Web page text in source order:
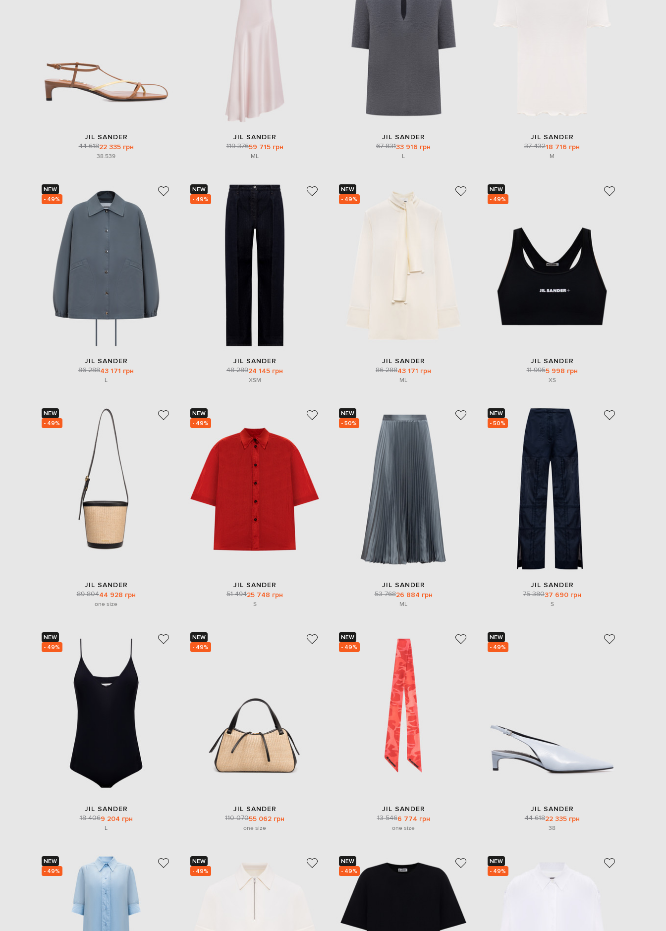
Slovenia
Spain
Sweden
JIL SANDER
44 61822 335 грн
38.539
JIL SANDER
119 37659 715 грн
ML
JIL SANDER
67 83133 916 грн
L
JIL SANDER
37 43218 716 грн
M
NEW
- 49%
JIL SANDER
86 28843 171 грн
L
NEW
- 49%
JIL SANDER
48 28924 145 грн
XSM
NEW
- 49%
JIL SANDER
86 28843 171 грн
ML
NEW
- 49%
JIL SANDER
11 9955 998 грн
XS
NEW
- 49%
JIL SANDER
89 80444 928 грн
one size
NEW
- 49%
JIL SANDER
51 49425 748 грн
S
NEW
- 50%
JIL SANDER
53 76826 884 грн
ML
NEW
- 50%
JIL SANDER
75 38037 690 грн
S
NEW
- 49%
JIL SANDER
18 4069 204 грн
L
NEW
- 49%
JIL SANDER
110 07055 062 грн
one size
NEW
- 49%
JIL SANDER
13 5466 774 грн
one size
NEW
- 49%
JIL SANDER
44 61822 335 грн
38
NEW
- 49%
NEW
- 49%
NEW
- 49%
NEW
- 49%